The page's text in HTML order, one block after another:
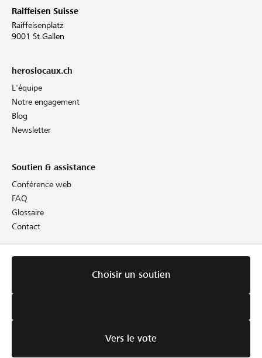
Choisir un soutien
Vers le vote
Raiffeisen Suisse
Raiffeisenplatz
9001 St.Gallen
heroslocaux.ch
L'équipe
Notre engagement
Blog
Newsletter
Soutien & assistance
Conférence web
FAQ
Glossaire
Contact
CG
Protection des données